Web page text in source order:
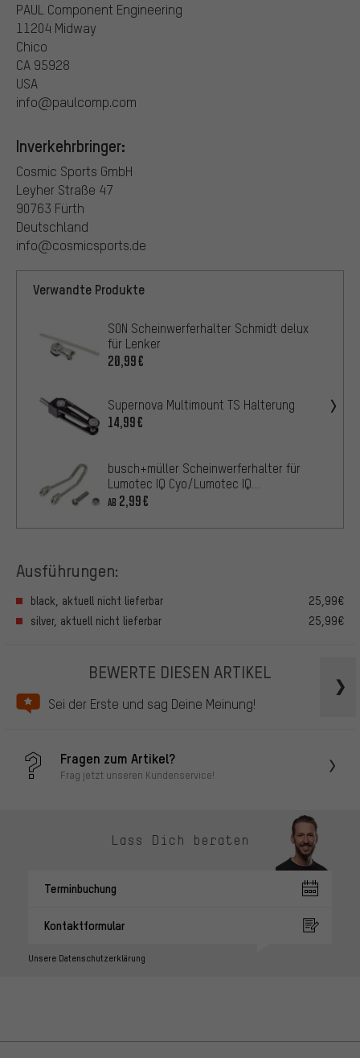
PAUL Component Engineering
11204 Midway
Chico
CA 95928
USA
info@paulcomp.com
Inverkehrbringer:
Cosmic Sports GmbH
Leyher Straße 47
90763 Fürth
Deutschland
info@cosmicsports.de
Verwandte Produkte
SON Scheinwerferhalter Schmidt delux
für Lenker
20,99€
Supernova Multimount TS Halterung
14,99€
busch+müller Scheinwerferhalter für
Lumotec IQ Cyo/Lumotec IQ
Fly/Lumotec IQ Lyt
AB 2,99€
Ausführungen:
black, aktuell nicht lieferbar
25,99€
silver, aktuell nicht lieferbar
25,99€
BEWERTE DIESEN ARTIKEL
Sei der Erste und sag Deine Meinung!
Fragen zum Artikel?
Frag jetzt unseren Kundenservice!
Lass Dich beraten
Terminbuchung
Kontaktformular
Unsere Datenschutzerklärung